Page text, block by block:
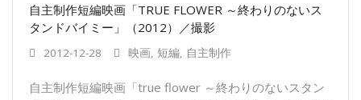
自主制作短編映画「TRUE FLOWER ～終わりのないス
タンドバイミー」（2012）／撮影
2012-12-28 映画, 短編, 自主制作
自主制作短編映画「true flower ～終わりのないスタン